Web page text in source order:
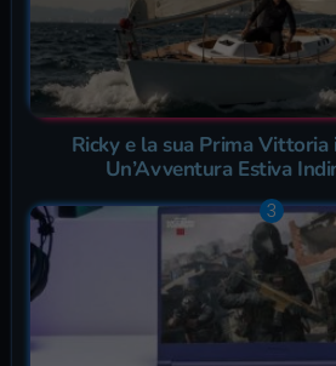
Ricky e la sua Prima Vittoria
Un’Avventura Estiva